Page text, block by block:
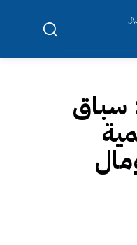
سباق